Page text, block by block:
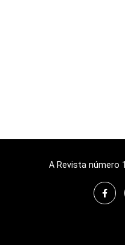
A Revista número